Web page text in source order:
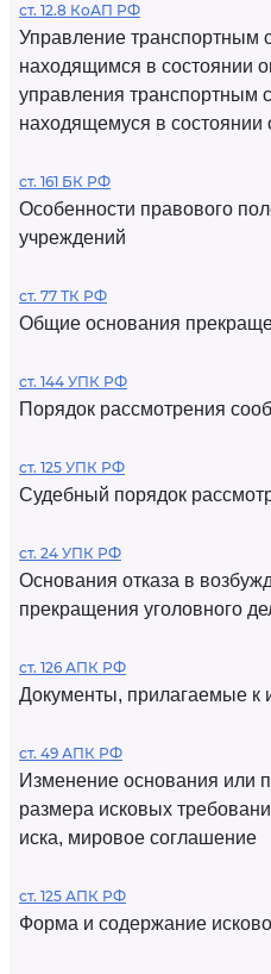
ст. 12.8 КоАП РФ
Управление транспортным
находящимся в состоянии
управления транспортным
находящемуся в состоянии
ст. 161 БК РФ
Особенности правового
учреждений
ст. 77 ТК РФ
Общие основания
ст. 144 УПК РФ
Порядок рассмотрения
ст. 125 УПК РФ
Судебный порядок
ст. 24 УПК РФ
Основания отказа в
прекращения уголовного
ст. 126 АПК РФ
Документы, прилагаемые к
ст. 49 АПК РФ
Изменение основания или
размера исковых
иска, мировое соглашение
ст. 125 АПК РФ
Форма и содержание